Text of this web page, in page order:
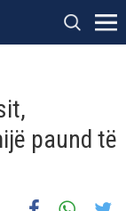
paund të